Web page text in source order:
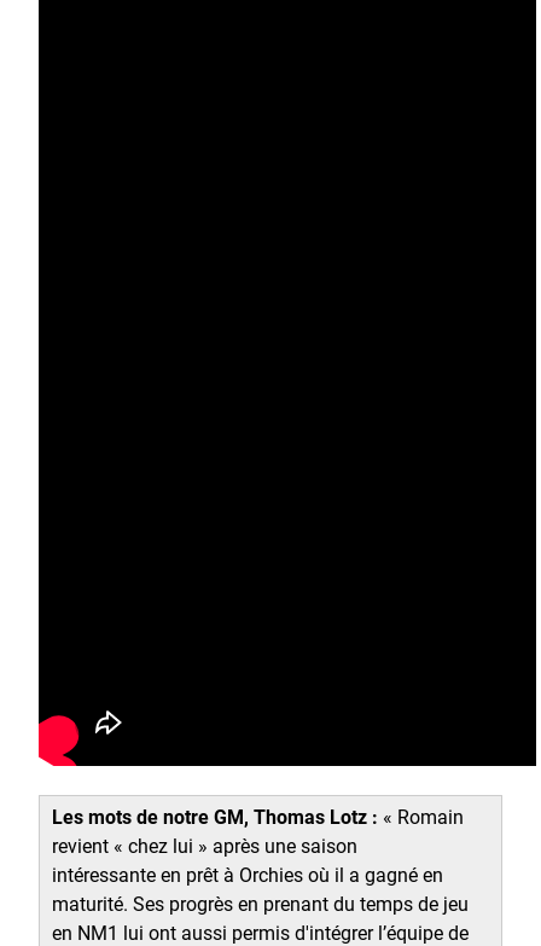
Les mots de notre GM, Thomas Lotz : « Romain
revient « chez lui » après une saison
intéressante en prêt à Orchies où il a gagné en
maturité. Ses progrès en prenant du temps de jeu
en NM1 lui ont aussi permis d'intégrer l’équipe de